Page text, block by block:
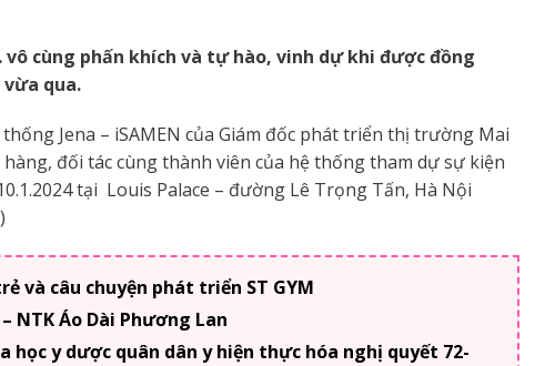
cùng phấn khích và tự hào, vinh dự khi được đồng
qua.
Jena – iSAMEN của Giám đốc phát triển thị trường Mai
đối tác cùng thành viên của hệ thống tham dự sự kiện
tại Louis Palace – đường Lê Trọng Tấn, Hà Nội
và câu chuyện phát triển ST GYM
NTK Áo Dài Phương Lan
học y dược quân dân y hiện thực hóa nghị quyết 72-